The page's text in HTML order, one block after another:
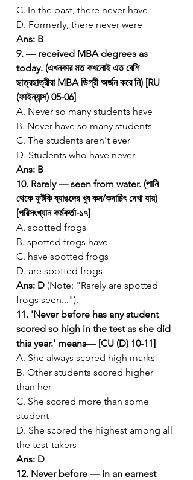
C. In the past, there never have
D. Formerly, there never were
Ans: B
9. — received MBA degrees as
today. (এখনকার মত কখনোই এত বেশি
ছাত্রছাত্রীরা MBA ডিগ্রী অর্জন করে নি) [RU
(ফাইন্যান্স) 05-06]
A. Never so many students have
B. Never have so many students
C. The students aren't ever
D. Students who have never
Ans: B
10. Rarely — seen from water. (পানি
থেকে ফুটকি ব্যাঙদের খুব কম/কদাচিৎ দেখা যায়)
[পরিসংখ্যান কর্মকর্তা-১৭]
A. spotted frogs
B. spotted frogs have
C. have spotted frogs
D. are spotted frogs
Ans: D (Note: "Rarely are spotted
frogs seen...").
11. 'Never before has any student
scored so high in the test as she did
this year.' means— [CU (D) 10-11]
A. She always scored high marks
B. Other students scored higher
than her
C. She scored more than some
student
D. She scored the highest among all
the test-takers
Ans: D
12. Never before — in an earnest